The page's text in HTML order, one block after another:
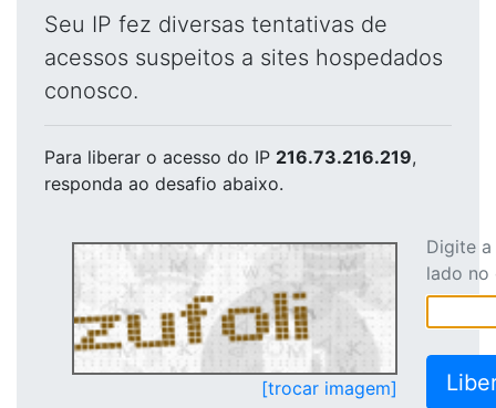
Seu IP fez diversas tentativas de
acessos suspeitos a sites hospedados
conosco.
Para liberar o acesso do IP 216.73.216.219,
responda ao desafio abaixo.
[trocar imagem]
Digite
lado no